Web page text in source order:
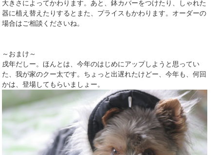
大きさによってかわります。あと、鉢カバーをつけたり、しゃれた
器に植え替えたりするとまた、プライスもかわります。オーダーの
場合はご相談くださいね。
～おまけ～
戌年だしー。ほんとは、今年のはじめにアップしようと思ってい
た、我が家のクー太です。ちょっと出遅れたけどー、今年も、何回
かは、登場してもらいましょー。